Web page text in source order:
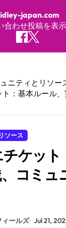
japan.com
合わせ投稿を表示
ニティとリソー
：基本ルール
ソース
ケット
コミュ
ィールズ Jul 21,